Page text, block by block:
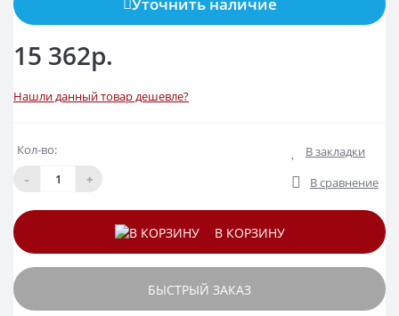
15 362р.
Нашли данный товар дешевле?
Кол-во:
-
+
В закладки
В сравнение
В КОРЗИНУ
БЫСТРЫЙ ЗАКАЗ